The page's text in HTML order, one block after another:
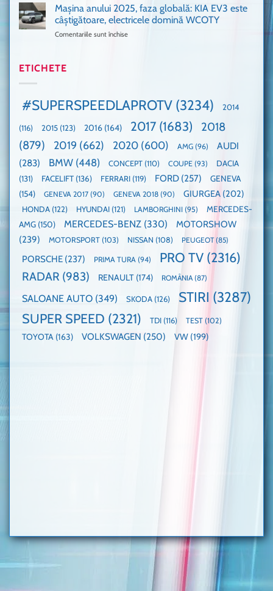
nevoie
de
umărul
cu
mai
mare
paradă
de
dube
911
GT3,
cea
pe
Nurburgring
Mașina anului 2025, faza globală: KIA EV3 este
câștigătoare, electricele domină WCOTY
Comentariile sunt închise
EV3
câștigătoare,
domină
WCOTY
ETICHETE
#SUPERSPEEDLAPROTV (3234) 2014
(116) 2015 (123) 2016 (164) 2017 (1683)
2018
(879)
2019 (662) 2020 (600) AMG (96)
AUDI
(283)
BMW (448) CONCEPT (110) COUPE (93)
DACIA
(131)
FACELIFT (136) FERRARI (119) FORD (257)
GENEVA
(154)
GENEVA 2017 (90) GENEVA 2018 (90) GIURGEA (202)
HONDA (122) HYUNDAI (121) LAMBORGHINI (95)
MERCEDES-
AMG (150) MERCEDES-BENZ (330)
MOTORSHOW
(239)
MOTORSPORT (103) NISSAN (108) PEUGEOT(85)
PORSCHE (237) PRIMA TURA (94) PRO TV (2316)
RADAR (983) RENAULT (174) ROMÂNIA (87)
SALOANE AUTO (349) SKODA (126) STIRI (3287)
SUPER SPEED (2321) TDI (116) TEST (102)
TOYOTA (163) VOLKSWAGEN (250) VW (199)